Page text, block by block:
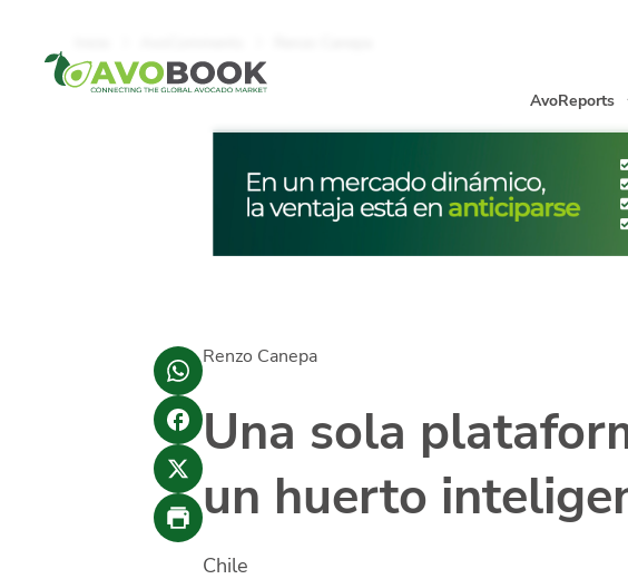
AvoReports
Renzo Canepa
Una sola
un huerto
Chile